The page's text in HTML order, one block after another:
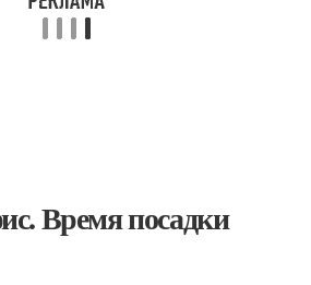
Время посадки